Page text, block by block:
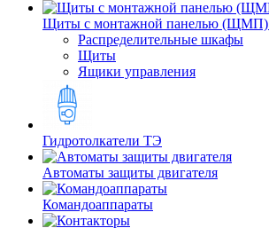
Щиты с монтажной панелью (ЩМП)
Распределительные шкафы
Щиты
Ящики управления
Гидротолкатели ТЭ
Автоматы защиты двигателя
Командоаппараты